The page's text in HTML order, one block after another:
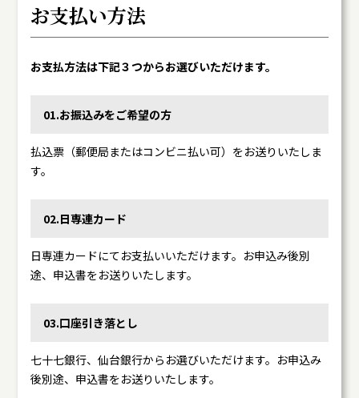
お支払い方法
お支払方法は下記３つからお選びいただけます。
01.お振込みをご希望の方
払込票（郵便局またはコンビニ払い可）をお送りいたしま
す。
02.日専連カード
日専連カードにてお支払いいただけます。お申込み後別
途、申込書をお送りいたします。
03.口座引き落とし
七十七銀行、仙台銀行からお選びいただけます。お申込み
後別途、申込書をお送りいたします。